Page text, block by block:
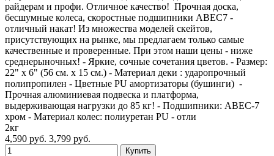
райдерам и профи. Отличное качество! Прочная доска,
бесшумные колеса, скоростные подшипники ABEC7 -
отличный накат! Из множества моделей скейтов,
присутствующих на рынке, мы предлагаем только самые
качественные и проверенные. При этом наши цены - ниже
среднерыночных! - Яркие, сочные сочетания цветов. - Размер:
22" х 6" (56 см. х 15 см.) - Материал деки : ударопрочный
полипропилен - Цветные PU амортизаторы (бушинги) -
Прочная алюминиевая подвеска и платформа,
выдерживающая нагрузки до 85 кг! - Подшипники: ABEC-7
хром - Материал колес: полиуретан PU - отли
2кг
4,590 руб. 3,799 руб.